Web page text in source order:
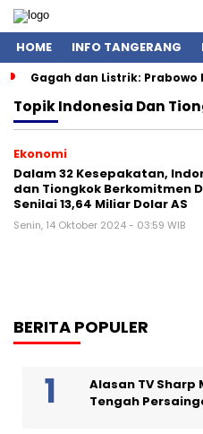
HOME INFO TANGERANG
Gagah dan Listrik:
TopikIndonesia Dan
Ekonomi
Dalam 32 Kesepakatan,
dan Tiongkok Berkomitmen
Senilai 13,64 Miliar Dolar AS
Senin, 14 Oktober 2024 - 03:59 WIB
BERITA POPULER
Alasan TV Sharp
Tengah